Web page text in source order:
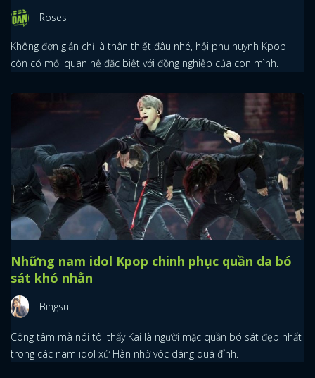
Roses
Không đơn giản chỉ là thân thiết đâu nhé, hội phụ huynh Kpop
còn có mối quan hệ đặc biệt với đồng nghiệp của con mình.
Những nam idol Kpop chinh phục quần da bó
sát khó nhằn
Bingsu
Công tâm mà nói tôi thấy Kai là người mặc quần bó sát đẹp nhất
trong các nam idol xứ Hàn nhờ vóc dáng quá đỉnh.